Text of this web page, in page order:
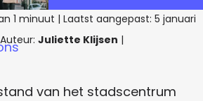
1 minuut | Laatst aangepast: 5 januari
Auteur: Juliette Klijsen |
van het stadscentrum